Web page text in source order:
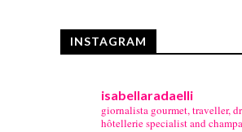
INSTAGRAM
isabellaradaelli
giornalista gourmet, traveller,
hôtellerie specialist and